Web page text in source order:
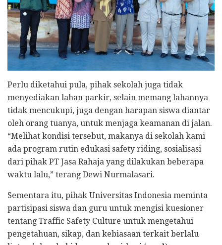
Perlu diketahui pula, pihak sekolah juga tidak
menyediakan lahan parkir, selain memang lahannya
tidak mencukupi, juga dengan harapan siswa diantar
oleh orang tuanya, untuk menjaga keamanan di jalan.
“Melihat kondisi tersebut, makanya di sekolah kami
ada program rutin edukasi safety riding, sosialisasi
dari pihak PT Jasa Rahaja yang dilakukan beberapa
waktu lalu,” terang Dewi Nurmalasari.
Sementara itu, pihak Universitas Indonesia meminta
partisipasi siswa dan guru untuk mengisi kuesioner
tentang Traffic Safety Culture untuk mengetahui
pengetahuan, sikap, dan kebiasaan terkait berlalu